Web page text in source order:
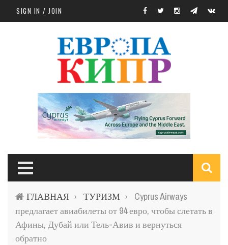
Skip to main content
SIGN IN / JOIN
ГЛАВНАЯ › ТУРИЗМ ›
Cyprus Airways
предлагает авиабилеты от 94 евро, чтобы слетать в
Афины, Дубай или Тель-Авив и вернуться
обратно